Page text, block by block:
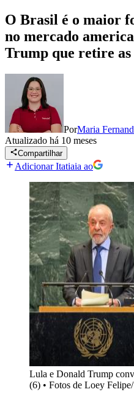
O Brasil é o maior
no mercado
Trump que retire
PorMaria
Atualizado há 10 meses
Compartilhar
Adicionar Itatiaia ao
Lula e Donald Trump
(6) • Fotos de Loey